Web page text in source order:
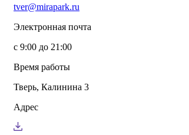
tver@mirapark.ru
Электронная почта
с 9:00 до 21:00
Время работы
Тверь, Калинина 3
Адрес